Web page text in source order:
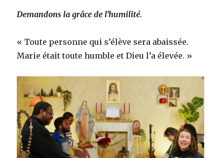
Demandons la grâce de l’humilité.
« Toute personne qui s’élève sera abaissée.
Marie était toute humble et Dieu l’a élevée. »